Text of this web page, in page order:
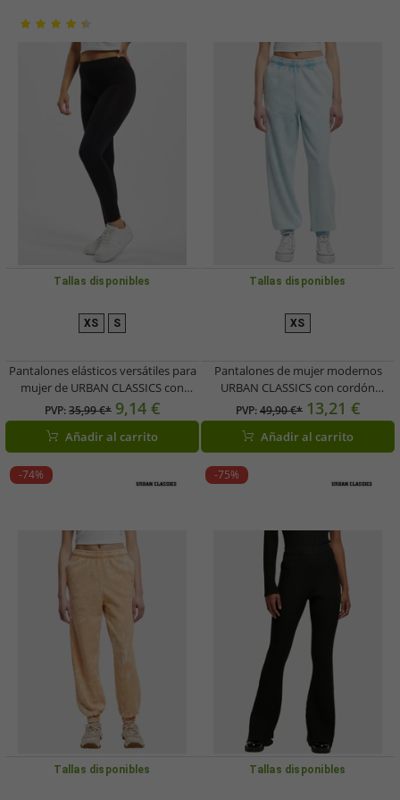
Tallas disponibles
XS S
Pantalones elásticos versátiles para
mujer de URBAN CLASSICS con
detalle de cadena, color negro.
PVP:35,99 €* 9,14 €
Añadir al carrito
Tallas disponibles
XS
Pantalones de mujer modernos
URBAN CLASSICS con cordón
ajustable y bolsillos, algodón de 360
g/m², azul claro.
PVP:49,90 €* 13,21 €
Añadir al carrito
-74%
Tallas disponibles
-75%
Tallas disponibles